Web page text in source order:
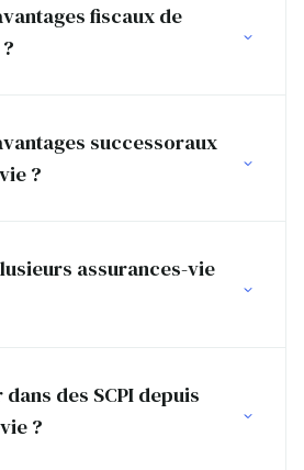
fiscaux de
successoraux
?
assurances-vie
des SCPI depuis
?